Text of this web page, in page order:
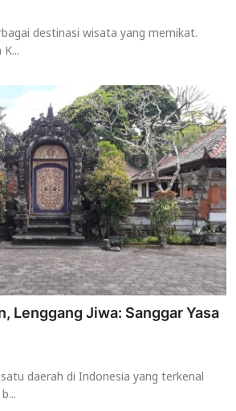
destinasi wisata yang memikat.
Lenggang Jiwa: Sanggar Yasa
daerah di Indonesia yang terkenal